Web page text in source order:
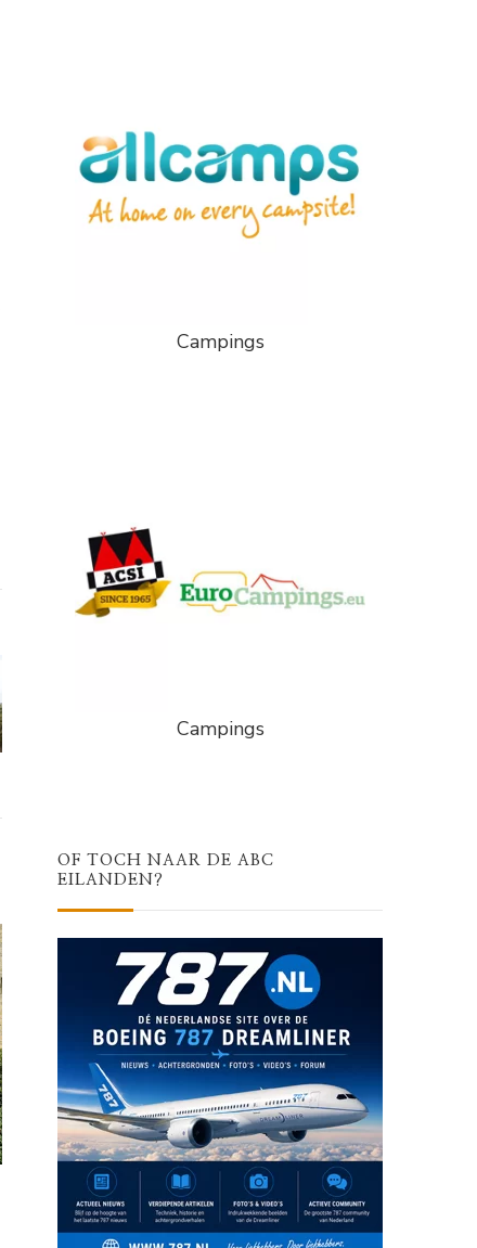
Campings
Campings
OF TOCH NAAR DE ABC
EILANDEN?